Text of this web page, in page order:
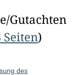
Gutachten
Seiten)
des